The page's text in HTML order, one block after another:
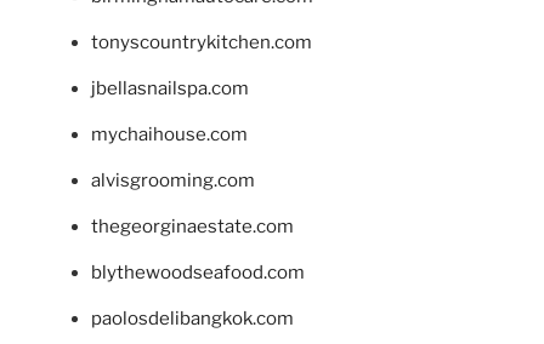
tonyscountrykitchen.com
jbellasnailspa.com
mychaihouse.com
alvisgrooming.com
thegeorginaestate.com
blythewoodseafood.com
paolosdelibangkok.com